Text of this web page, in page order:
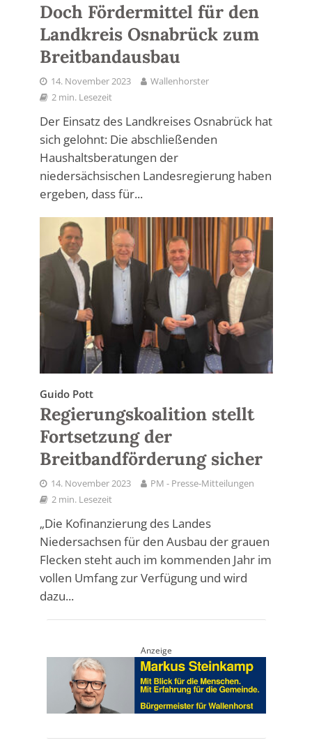
Doch Fördermittel für den
Landkreis Osnabrück zum
Breitbandausbau
14. November 2023
Wallenhorster
2 min. Lesezeit
Der Einsatz des Landkreises Osnabrück hat
sich gelohnt: Die abschließenden
Haushaltsberatungen der
niedersächsischen Landesregierung haben
ergeben, dass für...
Guido Pott
Regierungskoalition stellt
Fortsetzung der
Breitbandförderung sicher
14. November 2023
PM - Presse-Mitteilungen
2 min. Lesezeit
„Die Kofinanzierung des Landes
Niedersachsen für den Ausbau der grauen
Flecken steht auch im kommenden Jahr im
vollen Umfang zur Verfügung und wird
dazu...
Anzeige